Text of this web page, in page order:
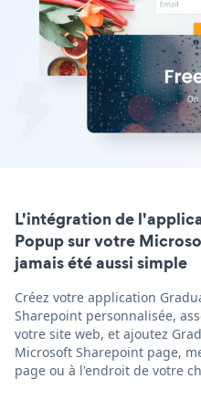
L'intégration de
Popup sur votre
jamais été aussi simple
Créez votre application
Sharepoint personnalisée,
votre site web, et ajoutez
Microsoft Sharepoint page,
page ou à l'endroit de votre